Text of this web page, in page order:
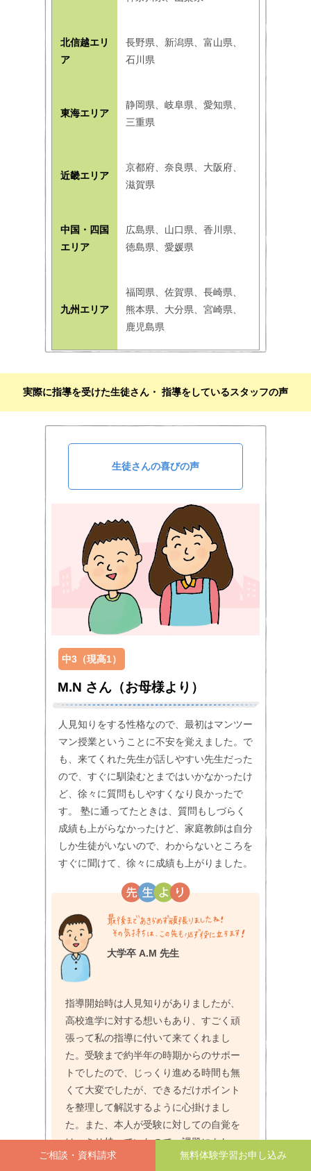
北信越エリ
ア
長野県、新潟県、富山県、
石川県
東海エリア
静岡県、岐阜県、愛知県、
三重県
近畿エリア
京都府、奈良県、大阪府、
滋賀県
中国・四国
エリア
広島県、山口県、香川県、
徳島県、愛媛県
九州エリア
福岡県、佐賀県、長崎県、
熊本県、大分県、宮崎県、
鹿児島県
実際に指導を受けた生徒さん・ 指導をしているスタッフの声
生徒さんの喜びの声
中3（現高1）
M.N さん（お母様より）
人見知りをする性格なので、最初はマンツー
マン授業ということに不安を覚えました。で
も、来てくれた先生が話しやすい先生だった
ので、すぐに馴染むとまではいかなかったけ
ど、徐々に質問もしやすくなり良かったで
す。 塾に通ってたときは、質問もしづらく
成績も上がらなかったけど、家庭教師は自分
しか生徒がいないので、わからないところを
すぐに聞けて、徐々に成績も上がりました。
大学卒 A.M 先生
指導開始時は人見知りがありましたが、
高校進学に対する想いもあり、すごく頑
張って私の指導に付いて来てくれまし
た。受験まで約半年の時期からのサポー
トでしたので、じっくり進める時間も無
くて大変でしたが、できるだけポイント
を整理して解説するように心掛けまし
た。また、本人が受験に対しての自覚を
はっきり持っていたので、課題にもしっ
かり取り組んでくれたことが、合格につ